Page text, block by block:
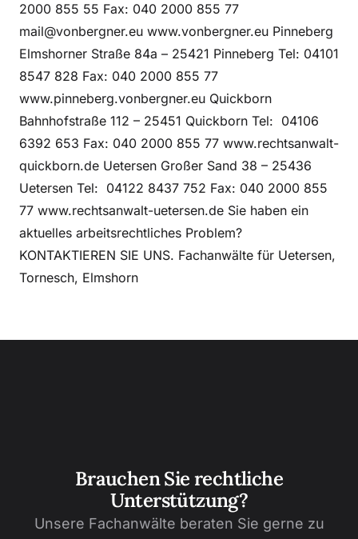
2000 855 55 Fax: 040 2000 855 77
mail@vonbergner.eu www.vonbergner.eu Pinneberg
Elmshorner Straße 84a – 25421 Pinneberg Tel: 04101
8547 828 Fax: 040 2000 855 77
www.pinneberg.vonbergner.eu Quickborn
Bahnhofstraße 112 – 25451 Quickborn Tel: 04106
6392 653 Fax: 040 2000 855 77 www.rechtsanwalt-
quickborn.de Uetersen Großer Sand 38 – 25436
Uetersen Tel: 04122 8437 752 Fax: 040 2000 855
77 www.rechtsanwalt-uetersen.de Sie haben ein
aktuelles arbeitsrechtliches Problem?
KONTAKTIEREN SIE UNS. Fachanwälte für Uetersen,
Tornesch, Elmshorn
Brauchen Sie rechtliche
Unterstützung?
Unsere Fachanwälte beraten Sie gerne zu